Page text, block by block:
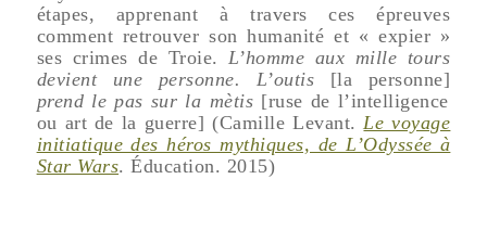
étapes, apprenant à travers ces épreuves
comment retrouver son humanité et « expier »
ses crimes de Troie. L’homme aux mille tours
devient une personne. L’outis [la personne]
prend le pas sur la mètis [ruse de l’intelligence
ou art de la guerre] (Camille Levant. Le voyage
initiatique des héros mythiques, de L’Odyssée à
Star Wars. Éducation. 2015)